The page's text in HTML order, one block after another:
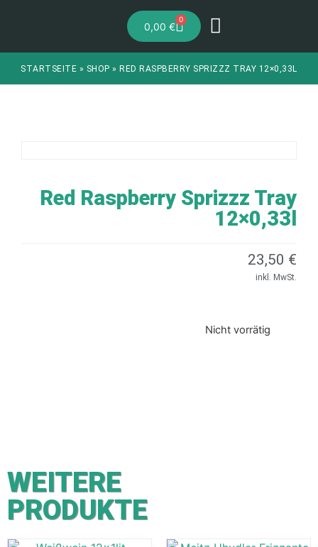
0,00€
0
STARTSEITE » SHOP »RED RASPBERRY SPRIZZZ TRAY 12×0,33L
Red Raspberry Sprizzz Tray
12×0,33l
23,50 €
inkl. MwSt.
Nicht vorrätig
WEITERE
PRODUKTE